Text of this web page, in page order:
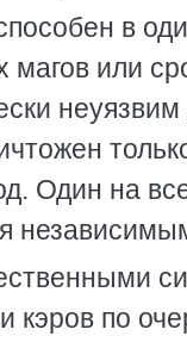
в
магов или
Один на
кэров по